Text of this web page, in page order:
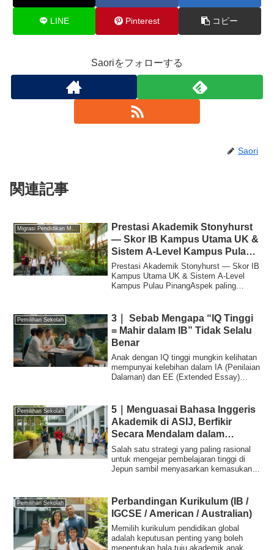
LINE Pinterest コピー
Saoriをフォローする
Saori
関連記事
Migrasi Pendidikan Malaysia
Prestasi Akademik Stonyhurst
— Skor IB Kampus Utama UK &
Sistem A-Level Kampus Pulau
Pinang
Prestasi Akademik Stonyhurst — Skor IB
Kampus Utama UK & Sistem A-Level
Kampus Pulau PinangAspek paling
Pemilihan Sekolah
3｜ Sebab Mengapa “IQ Tinggi
= Mahir dalam IB” Tidak Selalu
Benar
Anak dengan IQ tinggi mungkin kelihatan
mempunyai kelebihan dalam IA (Penilaian
Dalaman) dan EE (Extended Essay)
Pemilihan Sekolah
5｜Menguasai Bahasa Inggeris
Akademik di ASIJ, Berfikir
Secara Mendalam dalam
Bahasa Ibunda, dan Membina
Pencapaian Antarabangsa di
Jepun
Salah satu strategi yang paling rasional
untuk mengejar pembelajaran tinggi di
Jepun sambil menyasarkan kemasukan
Pemilihan Sekolah
Perbandingan Kurikulum (IB /
IGCSE / American / Australian)
Memilih kurikulum pendidikan global
adalah keputusan penting yang boleh
menentukan hala tuju akademik anak